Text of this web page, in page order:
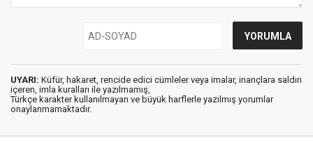
UYARI: Küfür, hakaret, rencide edici cümleler veya imalar, inançlara saldırı
içeren, imla kuralları ile yazılmamış,
Türkçe karakter kullanılmayan ve büyük harflerle yazılmış yorumlar
onaylanmamaktadır.